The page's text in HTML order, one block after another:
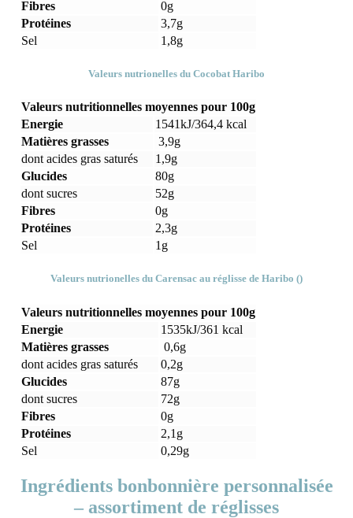
Fibres
0g
Protéines
3,7g
Sel
1,8g
Valeurs nutrionelles du Cocobat Haribo
Valeurs nutritionnelles moyennes pour 100g
Energie
1541kJ/364,4 kcal
Matières grasses
3,9g
dont acides gras saturés
1,9g
Glucides
80g
dont sucres
52g
Fibres
0g
Protéines
2,3g
Sel
1g
Valeurs nutrionelles du Carensac au réglisse de Haribo ()
Valeurs nutritionnelles moyennes pour 100g
Energie
1535kJ/361 kcal
Matières grasses
0,6g
dont acides gras saturés
0,2g
Glucides
87g
dont sucres
72g
Fibres
0g
Protéines
2,1g
Sel
0,29g
Ingrédients bonbonnière personnalisée
– assortiment de réglisses